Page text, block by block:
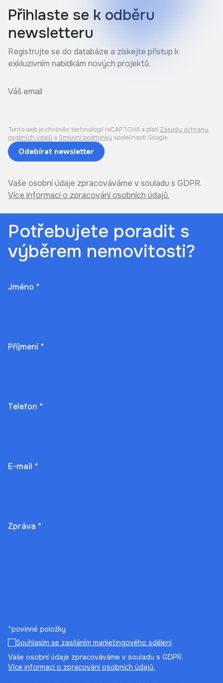
Přihlaste se k odběru
newsletteru
Registrujte se do databáze a získejte přístup k
exkluzivním nabídkám nových projektů.
Tento web je chráněn technologií reCAPTCHA a platí Zásady ochrany
osobních údajů a Smluvní podmínky společnosti Google.
Odebírat newsletter
Vaše osobní údaje zpracováváme v souladu s GDPR.
Více informací o zpracování osobních údajů.
Potřebujete poradit s
výběrem nemovitosti?
Jméno *
Příjmení *
Telefon *
E-mail *
Zpráva *
*povinné položky
Souhlasím se zasíláním marketingového sdělení
Vaše osobní údaje zpracováváme v souladu s GDPR.
Více informací o zpracování osobních údajů.